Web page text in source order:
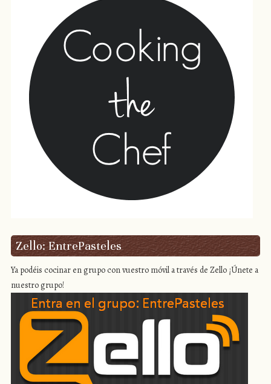
Zello: EntrePasteles
Ya podéis cocinar en grupo con vuestro móvil a través de Zello ¡Únete a
nuestro grupo!